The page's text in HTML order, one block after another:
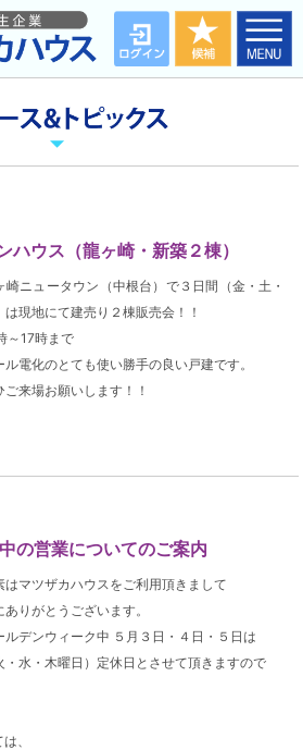
ハウス（龍ヶ崎・新築２棟）
崎ニュータウン（中根台）で３日間（金・土・
は現地にて建売り２棟販売会！！
～17時まで
ル電化のとても使い勝手の良い戸建です。
ご来場お願いします！！
の営業についてのご案内
はマツザカハウスをご利用頂きまして
ありがとうございます。
ルデンウィーク中 ５月３日・４日・５日は
・水・木曜日）定休日とさせて頂きますので
、